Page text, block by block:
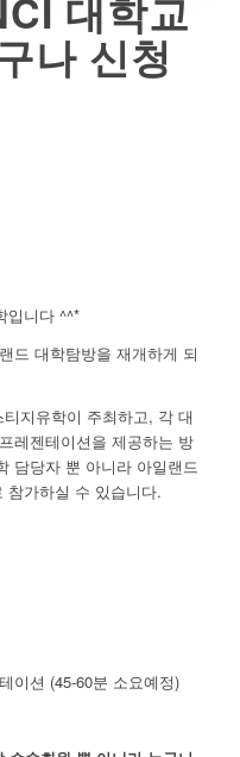
대학교
나 신청
입니다 ^^*
드 대학탐방을 재개하게 되
지유학이 주최하고, 각 대
레젠테이션을 제공하는 방
담당자 뿐 아니라 아일랜드
참가하실 수 있습니다.
이션 (45-60분 소요예정)